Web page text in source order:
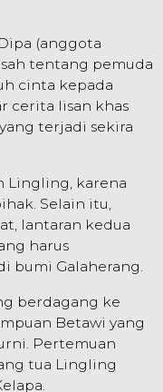
(anggota
tentang pemuda
cinta kepada
cerita lisan khas
terjadi sekira
Lingling, karena
Selain itu,
lantaran kedua
harus
bumi Galaherang.
berdagang ke
Betawi yang
Pertemuan
tua Lingling